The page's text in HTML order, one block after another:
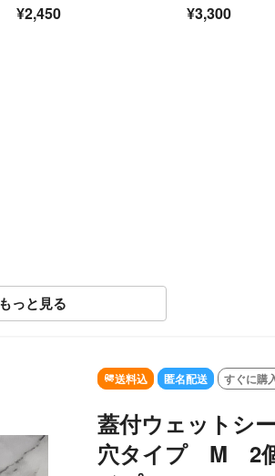
¥2,450 ¥3,300
っと見る
送料込 匿名配送 すぐに購
蓋付ウェットシ
穴タイプ M 2